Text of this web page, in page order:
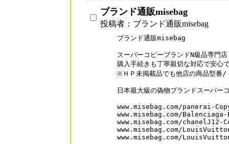
ブランド通販misebag
投稿者：ブランド通販misebag
ブランド通販misebag
スーパーコピーブランドN級品専門店
購入手続きも丁寧親切な対応で安心
※ＨＰ未掲載品でも他店の商品型番
日本最大級の偽物ブランドスーパー
www.misebag.com/panerai-
www.misebag.com/
www.misebag.com/chanelJ12-
www.misebag.com/
www.misebag.com/